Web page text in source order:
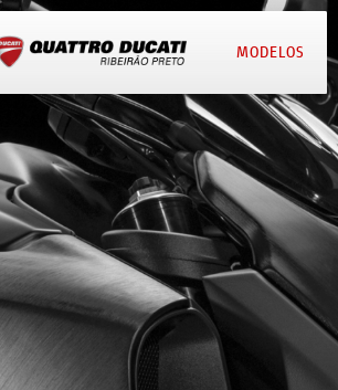
MODELOS
AGENDE UM TEST RIDE